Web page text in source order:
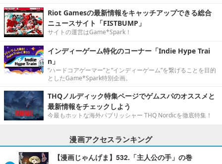
Riot Gamesの最新情報をキャッチアップできる総合
ニュースサイト「FISTBUMP」
サイトの運営はGame*Spark！
インディーゲーム特化のコーナー「Indie Hype Trai
n」
“ハードコアゲーマー”と“インディーゲーム”を繋げることを目的
としたGame*Spark特別企画。
THQノルディック特集ページでゲムスパのオススメと
最新情報をチェックしよう
今最もホットな海外パブリッシャー THQ Nordicを徹底特集！
漫画アクセスランキング
【漫画じゃんげま】532.「主人公の手」の巻